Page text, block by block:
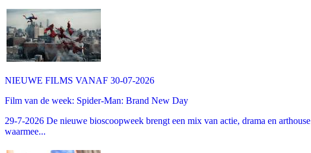
NIEUWE FILMS VANAF 30-07-2026
Film van de week: Spider-Man: Brand New Day
29-7-2026 De nieuwe bioscoopweek brengt een mix van actie, drama en
waarmee...